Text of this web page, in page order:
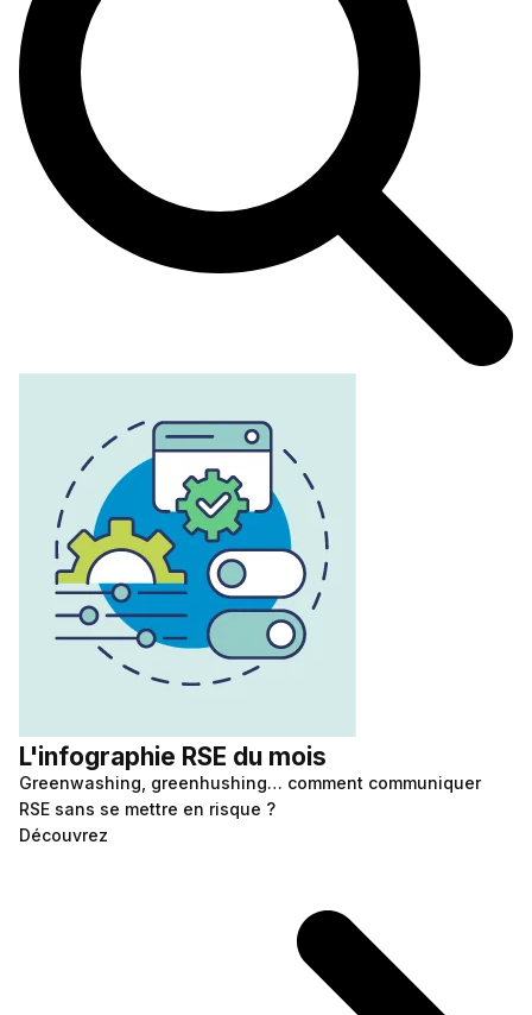
L'infographie RSE du mois
Greenwashing, greenhushing… comment communiquer
RSE sans se mettre en risque ?
Découvrez